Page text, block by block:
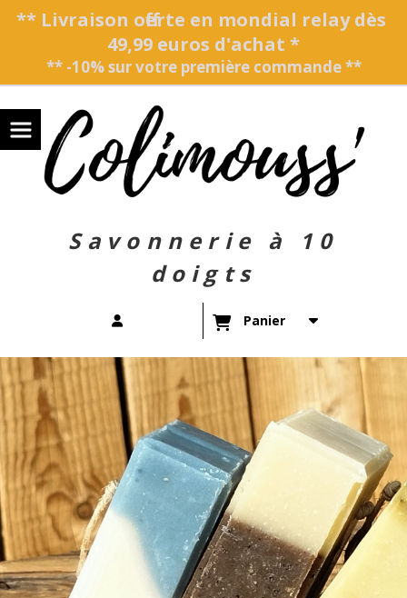
** Livraison offerte en mondial relay dès
49,99 euros d'achat *
** -10% sur votre première commande **
Savonnerie à 10
doigts
Panier